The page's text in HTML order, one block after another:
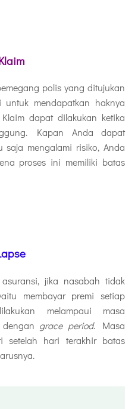
polis yang ditujukan
mendapatkan haknya
dapat dilakukan ketika
Kapan Anda dapat
saja mengalami risiko, Anda
proses ini memiliki batas
jika nasabah tidak
membayar premi setiap
melampaui masa
grace period. Masa
setelah hari terakhir batas